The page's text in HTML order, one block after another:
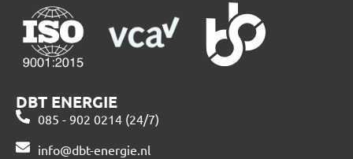
DBT ENERGIE
085 - 902 0214 (24/7)
info@dbt-energie.nl